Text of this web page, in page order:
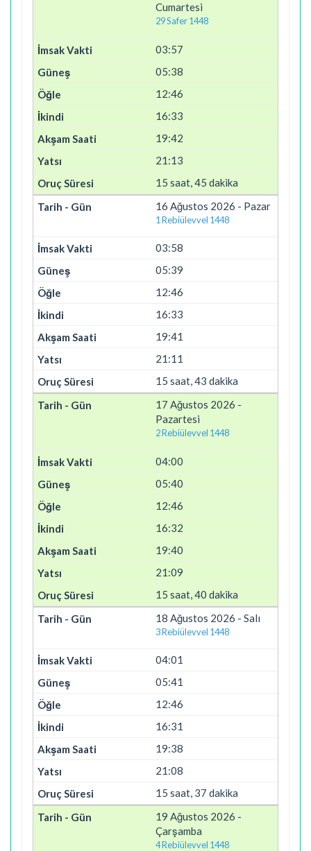
Cumartesi
29 Safer 1448
03:57
05:38
12:46
16:33
19:42
21:13
15 saat, 45 dakika
16 Ağustos 2026 - Pazar
1 Rebiülevvel 1448
03:58
05:39
12:46
16:33
19:41
21:11
15 saat, 43 dakika
17 Ağustos 2026 -
Pazartesi
2 Rebiülevvel 1448
04:00
05:40
12:46
16:32
19:40
21:09
15 saat, 40 dakika
18 Ağustos 2026 - Salı
3 Rebiülevvel 1448
04:01
05:41
12:46
16:31
19:38
21:08
15 saat, 37 dakika
19 Ağustos 2026 -
Çarşamba
4 Rebiülevvel 1448